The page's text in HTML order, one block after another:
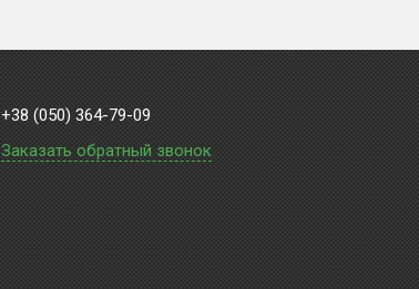
+38 (050) 364-79-09
Заказать обратный звонок